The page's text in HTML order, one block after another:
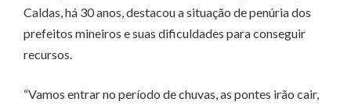
Caldas, há 30 anos, destacou a situação de penúria dos
prefeitos mineiros e suas dificuldades para conseguir
recursos.
“Vamos entrar no período de chuvas, as pontes irão cair,